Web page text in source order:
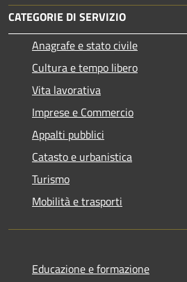
CATEGORIE DI SERVIZIO
Anagrafe e stato civile
Cultura e tempo libero
Vita lavorativa
Imprese e Commercio
Appalti pubblici
Catasto e urbanistica
Turismo
Mobilità e trasporti
Educazione e formazione